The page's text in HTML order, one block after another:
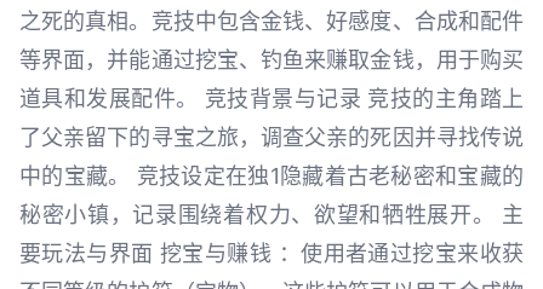
之死的真相。竞技中包含金钱、好感度、合成和配件
等界面，并能通过挖宝、钓鱼来赚取金钱，用于购买
道具和发展配件。 竞技背景与记录 竞技的主角踏上
了父亲留下的寻宝之旅，调查父亲的死因并寻找传说
中的宝藏。 竞技设定在独1隐藏着古老秘密和宝藏的
秘密小镇，记录围绕着权力、欲望和牺牲展开。 主
要玩法与界面 挖宝与赚钱 ：使用者通过挖宝来收获